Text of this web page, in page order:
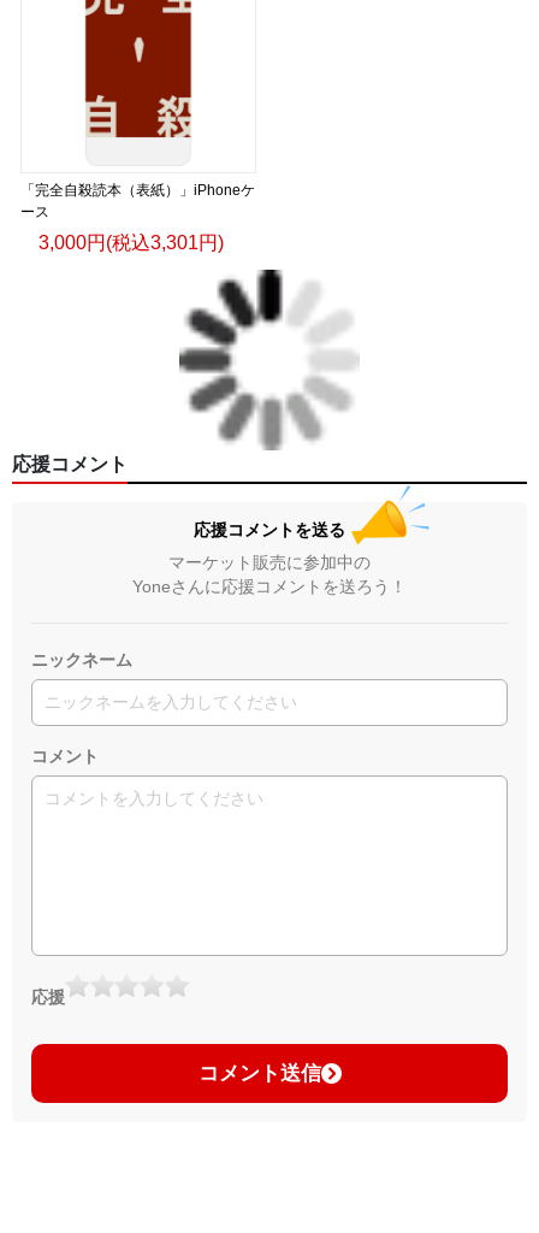
「完全自殺読本（表紙）」iPhoneケ
ース
3,000円(税込3,301円)
応援コメント
応援コメントを送る
マーケット販売に参加中の
Yoneさんに応援コメントを送ろう！
ニックネーム
コメント
応援
コメント送信